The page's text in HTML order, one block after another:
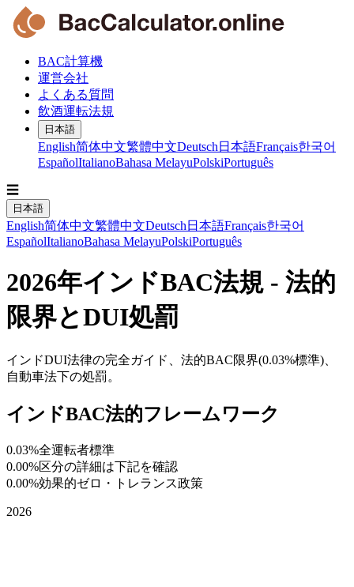
BAC計算機
運営会社
よくある質問
飲酒運転法規
日本語
English简体中文繁體中文Deutsch 日本語Français한국어
EspañolItalianoBahasa MelayuPolskiPortuguês
☰
日本語
English简体中文繁體中文Deutsch 日本語Français한국어
EspañolItalianoBahasa MelayuPolskiPortuguês
2026年インドBAC法規 - 法的
限界とDUI処罰
インドDUI法律の完全ガイド、法的BAC限界(0.03%標準)、
自動車法下の処罰。
インドBAC法的フレームワーク
0.03%全運転者標準
0.00%区分の詳細は下記を確認
0.00%効果的ゼロ・トレランス政策
2026